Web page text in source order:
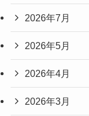
2026年7月
2026年5月
2026年4月
2026年3月